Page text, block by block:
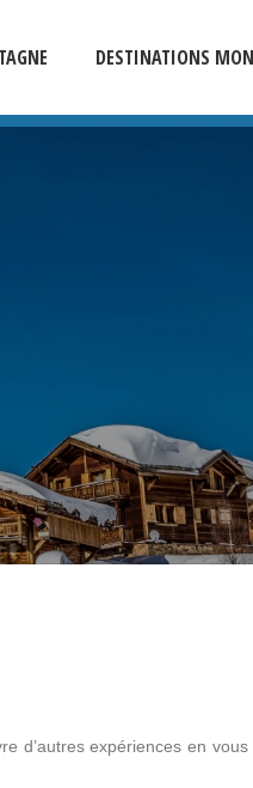
DESTINATIONS
d’autres expériences en